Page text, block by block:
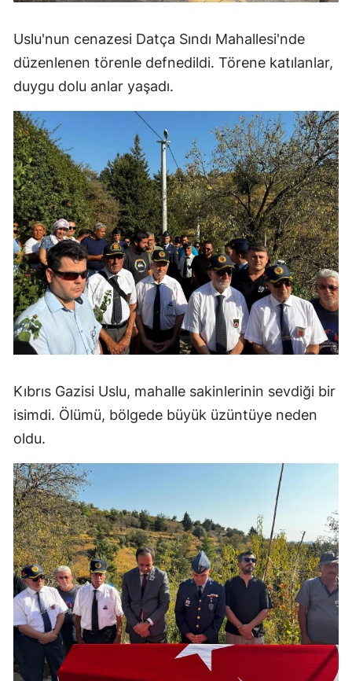
Uslu'nun cenazesi Datça Sındı Mahallesi'nde
düzenlenen törenle defnedildi. Törene katılanlar,
duygu dolu anlar yaşadı.
Kıbrıs Gazisi Uslu, mahalle sakinlerinin sevdiği bir
isimdi. Ölümü, bölgede büyük üzüntüye neden
oldu.